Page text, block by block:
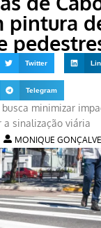
pintura
Twitter
Telegram
minimizar
sinalização viária
MONIQUE